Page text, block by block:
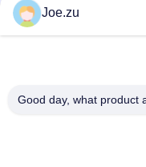
Leichtgewicht 25L
Camping im Freien
600L tragbares
Joe.zu
Good day, what product